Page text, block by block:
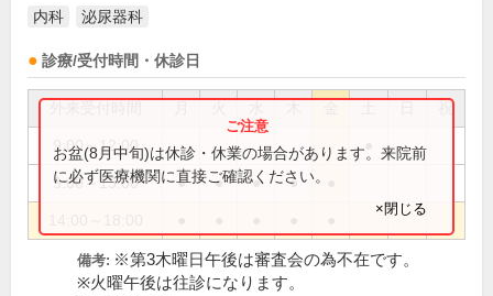
内科 泌尿器科
診療/受付時間・休診日
祝
9:00～12:00
9:00～13:00 ● ● ● ●
お盆(8月中旬)は休診・休業の場合があります。来院前
に必ず医療機関に直接ご確認ください。
×閉じる
備考: ※第3木曜日午後は審査会の為不在です。
※火曜午後は往診になります。